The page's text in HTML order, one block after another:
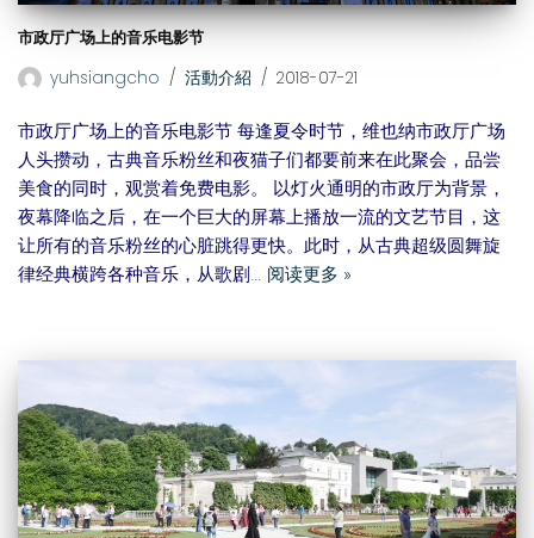
市政厅广场上的音乐电影节
yuhsiangcho
活動介紹 2018-07-21
市政厅广场上的音乐电影节 每逢夏令时节，维也纳市政厅广场
人头攒动，古典音乐粉丝和夜猫子们都要前来在此聚会，品尝
美食的同时，观赏着免费电影。 以灯火通明的市政厅为背景，
夜幕降临之后，在一个巨大的屏幕上播放一流的文艺节目，这
让所有的音乐粉丝的心脏跳得更快。此时，从古典超级圆舞旋
律经典横跨各种音乐，从歌剧… 阅读更多 »